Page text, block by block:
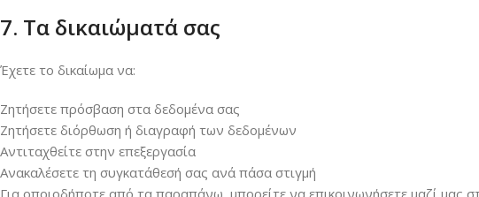
7. Τα δικαιώματά σας
Έχετε το δικαίωμα να:
Ζητήσετε πρόσβαση στα δεδομένα σας
Ζητήσετε διόρθωση ή διαγραφή των δεδομένων
Αντιταχθείτε στην επεξεργασία
Ανακαλέσετε τη συγκατάθεσή σας ανά πάσα στιγμή
Για οποιοδήποτε από τα παραπάνω, μπορείτε να επικοινωνήσετε μαζί μας